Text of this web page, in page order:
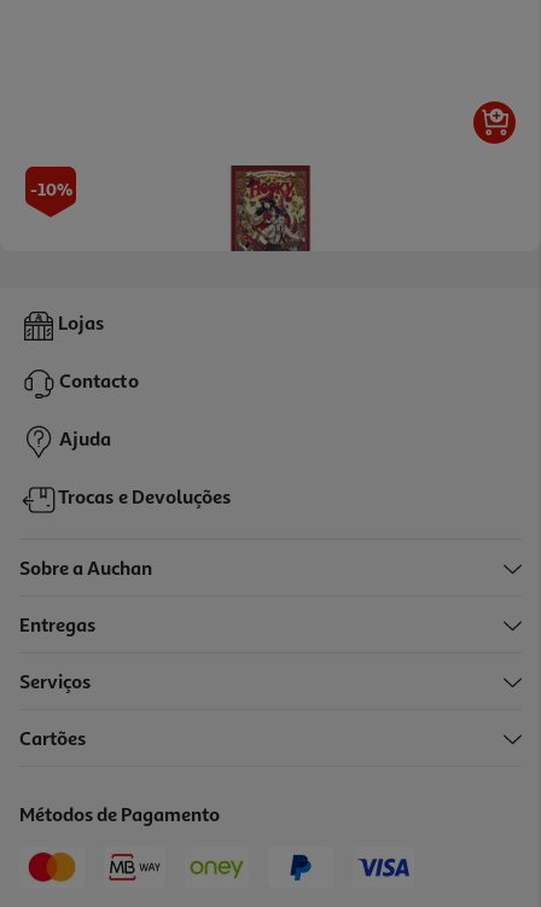
-10%
Livro Hooky 6 Míriam Bonastre Tur
16,65 € PVP de editor
14,99 €
-10%
12,99 € PVP de editor
Lojas
Contacto
Ajuda
Trocas e Devoluções
Sobre a Auchan
Entregas
Serviços
Cartões
Métodos de Pagamento